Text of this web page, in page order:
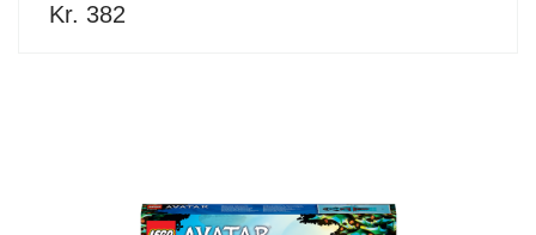
Kr. 382